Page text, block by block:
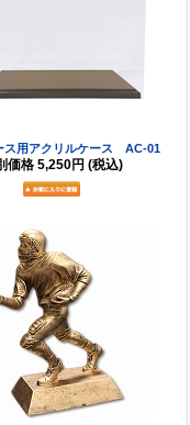
ス用アクリルケース AC-01
価格 5,250円 (税込)